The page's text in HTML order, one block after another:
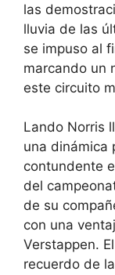
las
lluvia de las
se impuso al
marcando un
este circuito
Lando Norris
una dinámica
contundente
del
de su
con una
Verstappen.
recuerdo de